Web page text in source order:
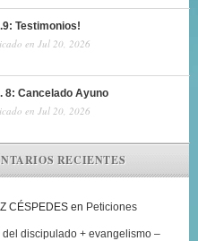
Testimonios!
en Jul 20, 2026
8: Cancelado Ayuno
en Jul 20, 2026
RECIENTES
CÉSPEDES en Peticiones
del discipulado + evangelismo –